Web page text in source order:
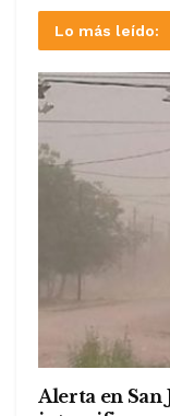
Lo más leído:
Alerta en San